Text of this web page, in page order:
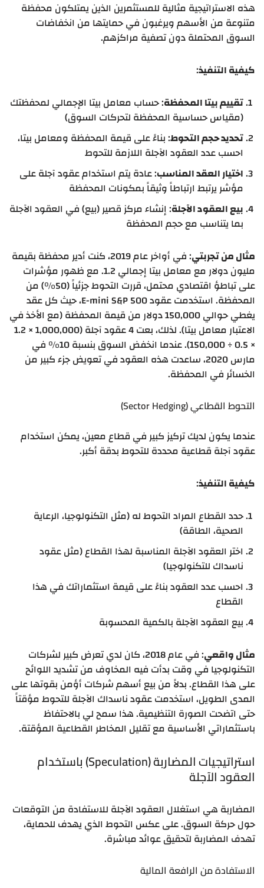
هذه الاستراتيجية مثالية للمستثمرين الذين يمتلكون محفظة
متنوعة من الأسهم ويرغبون في حمايتها من انخفاضات
السوق المحتملة دون تصفية مراكزهم.
كيفية التنفيذ:
تقييم بيتا المحفظة: حساب معامل بيتا الإجمالي لمحفظتك
(مقياس حساسية المحفظة لتحركات السوق)
تحديد حجم التحوط: بناءً على قيمة المحفظة ومعامل بيتا،
احسب عدد العقود الآجلة اللازمة للتحوط
اختيار العقد المناسب: عادة يتم استخدام عقود آجلة على
مؤشر يرتبط ارتباطاً وثيقاً بمكونات المحفظة
بيع العقود الآجلة: إنشاء مركز قصير (بيع) في العقود الآجلة
بما يتناسب مع حجم المحفظة
مثال من تجربتي
: في أواخر عام 2019، كنت أدير محفظة بقيمة
مليون دولار مع معامل بيتا إجمالي 1.2. مع ظهور مؤشرات
على تباطؤ اقتصادي محتمل، قررت التحوط جزئياً (50%) من
المحفظة. استخدمت عقود E-mini S&P 500، حيث كل عقد
يغطي حوالي 150,000 دولار من قيمة المحفظة (مع الأخذ في
الاعتبار معامل بيتا). لذلك، بعت 4 عقود آجلة (1,000,000 × 1.2
× 0.5 ÷ 150,000). عندما انخفض السوق بنسبة 10% في
مارس 2020، ساعدت هذه العقود في تعويض جزء كبير من
الخسائر في المحفظة.
التحوط القطاعي (Sector Hedging)
عندما يكون لديك تركيز كبير في قطاع معين، يمكن استخدام
عقود آجلة قطاعية محددة للتحوط بدقة أكبر.
كيفية التنفيذ:
حدد القطاع المراد التحوط له (مثل التكنولوجيا، الرعاية
الصحية، الطاقة)
اختر العقود الآجلة المناسبة لهذا القطاع (مثل عقود
ناسداك للتكنولوجيا)
احسب عدد العقود بناءً على قيمة استثماراتك في هذا
القطاع
بيع العقود الآجلة بالكمية المحسوبة
مثال واقعي
: في عام 2018، كان لدي تعرض كبير لشركات
التكنولوجيا في وقت بدأت فيه المخاوف من تشديد اللوائح
على هذا القطاع. بدلاً من بيع أسهم شركات أؤمن بقوتها على
المدى الطويل، استخدمت عقود ناسداك الآجلة للتحوط مؤقتاً
حتى اتضحت الصورة التنظيمية. هذا سمح لي بالاحتفاظ
باستثماراتي الأساسية مع تقليل المخاطر القطاعية المؤقتة.
استراتيجيات المضاربة (Speculation) باستخدام
العقود الآجلة
المضاربة هي استغلال العقود الآجلة للاستفادة من التوقعات
حول حركة السوق. على عكس التحوط الذي يهدف للحماية،
تهدف المضاربة لتحقيق عوائد مباشرة.
الاستفادة من الرافعة المالية